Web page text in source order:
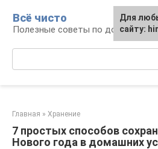
контенту
Всё чисто
Полезные советы по
Главная » Хранение
7 простых способов
Нового года в домашних
Для
сайту: